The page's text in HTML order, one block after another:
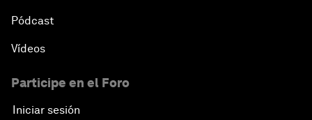
Pódcast
Vídeos
Participe en el Foro
Iniciar sesión